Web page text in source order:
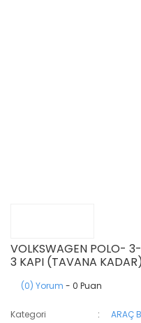
VOLKSWAGEN POLO-
3 KAPI (TAVANA
(0) Yorum - 0 Puan
Kategori
ARAÇ